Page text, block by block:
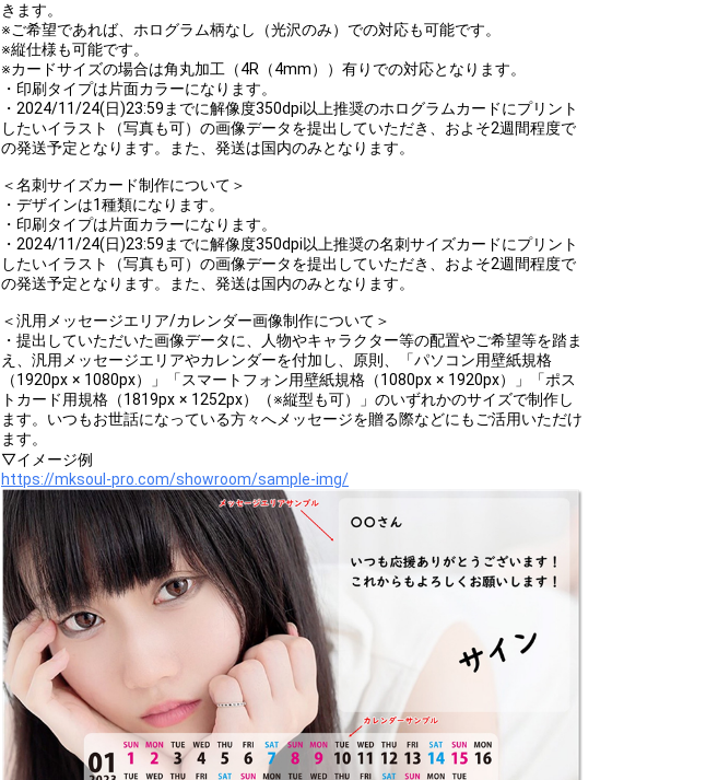
きます。
※ご希望であれば、ホログラム柄なし（光沢のみ）での対応も可能です。
※縦仕様も可能です。
※カードサイズの場合は角丸加工（4R（4mm））有りでの対応となります。
・印刷タイプは片面カラーになります。
・2024/11/24(日)23:59までに解像度350dpi以上推奨のホログラムカードにプリント
したいイラスト（写真も可）の画像データを提出していただき、およそ2週間程度で
の発送予定となります。また、発送は国内のみとなります。
＜名刺サイズカード制作について＞
・デザインは1種類になります。
・印刷タイプは片面カラーになります。
・2024/11/24(日)23:59までに解像度350dpi以上推奨の名刺サイズカードにプリント
したいイラスト（写真も可）の画像データを提出していただき、およそ2週間程度で
の発送予定となります。また、発送は国内のみとなります。
＜汎用メッセージエリア/カレンダー画像制作について＞
・提出していただいた画像データに、人物やキャラクター等の配置やご希望等を踏ま
え、汎用メッセージエリアやカレンダーを付加し、原則、「パソコン用壁紙規格
（1920px × 1080px）」「スマートフォン用壁紙規格（1080px × 1920px）」「ポス
トカード用規格（1819px × 1252px）（※縦型も可）」のいずれかのサイズで制作し
ます。いつもお世話になっている方々へメッセージを贈る際などにもご活用いただけ
ます。
▽イメージ例
https://mksoul-pro.com/showroom/sample-img/